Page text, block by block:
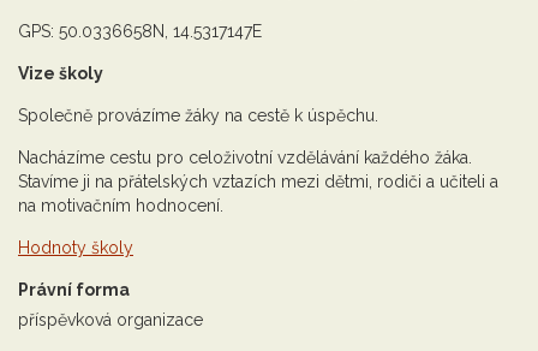
GPS: 50.0336658N, 14.5317147E
Vize školy
Společně provázíme žáky na cestě k úspěchu.
Nacházíme cestu pro celoživotní vzdělávání každého žáka.
Stavíme ji na přátelských vztazích mezi dětmi, rodiči a učiteli a
na motivačním hodnocení.
Hodnoty školy
Právní forma
příspěvková organizace